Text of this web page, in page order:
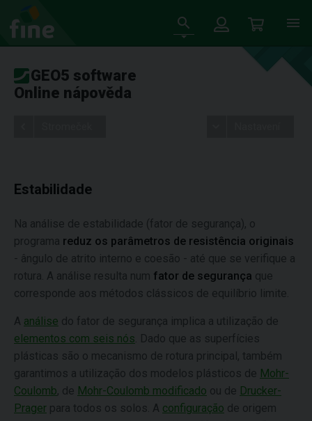
GEO5 software
Online nápověda
Estabilidade
Na análise de estabilidade (fator de segurança), o
programa reduz os parâmetros de resistência originais
- ângulo de atrito interno e coesão - até que se verifique a
rotura. A análise resulta num fator de segurança que
corresponde aos métodos clássicos de equilíbrio limite.
A análise do fator de segurança implica a utilização de
elementos com seis nós . Dado que as superfícies
plásticas são o mecanismo de rotura principal, também
garantimos a utilização dos modelos plásticos de Mohr-
Coulomb, de Mohr-Coulomb modificado ou de Drucker-
Prager para todos os solos. A configuração de origem